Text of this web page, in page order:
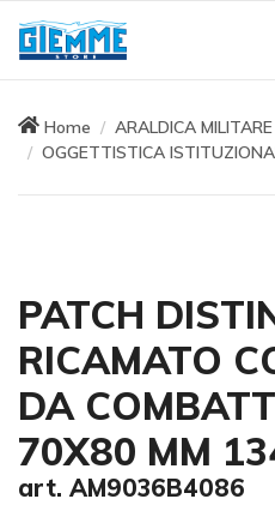
Home ARALDICA MILITARE
OGGETTISTICA
PATCH
RICAMATO
DA
70X80 MM
art. AM9036B4086